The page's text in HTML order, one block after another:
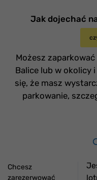
Jak dojechać
Możesz
Balice lub w okolicy
się, że masz
parkowanie,
Chcesz
zarezerwować